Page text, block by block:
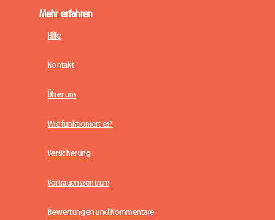
Mehr erfahren
Hilfe
Kontakt
Über uns
Wie funktioniert es?
Versicherung
Vertrauenszentrum
Bewertungen und Kommentare